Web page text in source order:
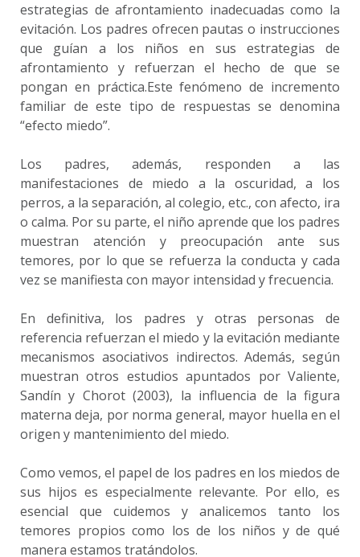
estrategias de afrontamiento inadecuadas como la
evitación. Los padres ofrecen pautas o instrucciones
que guían a los niños en sus estrategias de
afrontamiento y refuerzan el hecho de que se
pongan en práctica.Este fenómeno de incremento
familiar de este tipo de respuestas se denomina
“efecto miedo”.
Los padres, además, responden a las
manifestaciones de miedo a la oscuridad, a los
perros, a la separación, al colegio, etc., con afecto, ira
o calma. Por su parte, el niño aprende que los padres
muestran atención y preocupación ante sus
temores, por lo que se refuerza la conducta y cada
vez se manifiesta con mayor intensidad y frecuencia.
En definitiva, los padres y otras personas de
referencia refuerzan el miedo y la evitación mediante
mecanismos asociativos indirectos. Además, según
muestran otros estudios apuntados por Valiente,
Sandín y Chorot (2003), la influencia de la figura
materna deja, por norma general, mayor huella en el
origen y mantenimiento del miedo.
Como vemos, el papel de los padres en los miedos de
sus hijos es especialmente relevante. Por ello, es
esencial que cuidemos y analicemos tanto los
temores propios como los de los niños y de qué
manera estamos tratándolos.